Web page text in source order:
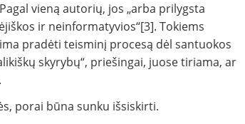
vieną autorių, jos „arba prilygsta
ir neinformatyvios“[3]. Tokiems
pradėti teisminį procesą dėl santuokos
skyrybų“, priešingai, juose tiriama, ar
porai būna sunku išsiskirti.